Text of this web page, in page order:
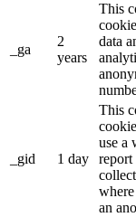
_ga
2
years
This
data
_gid 1 day
This
use a
report
an